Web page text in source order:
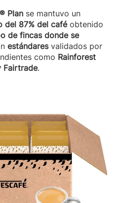
Plan se mantuvo un
del 87% del café obtenido
de fincas donde se
estándares validados por
como Rainforest
Fairtrade.